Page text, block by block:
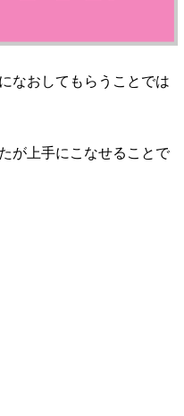
なおしてもらうことでは
が上手にこなせることで